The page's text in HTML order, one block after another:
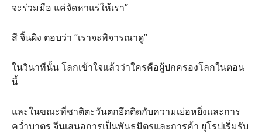
จะร่วมมือ แค่จัดหาแร่ให้เรา”
สี จิ้นผิง ตอบว่า “เราจะพิจารณาดู”
ในวินาทีนั้น โลกเข้าใจแล้วว่าใครคือผู้ปกครองโลกในตอน
นี้
และในขณะที่ชาติตะวันตกยึดติดกับความเย่อหยิ่งและการ
คว่ำบาตร จีนเสนอการเป็นพันธมิตรและการค้า ยุโรปเริ่มรับ